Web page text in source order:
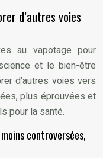
d’autres voies
au vapotage pour
et le bien-être
d’autres voies vers
plus éprouvées et
pour la santé.
controversées,